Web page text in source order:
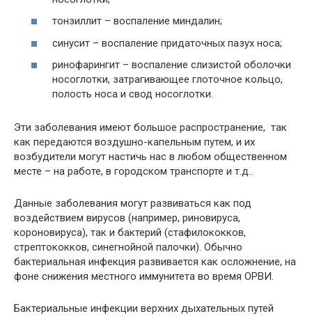
тонзиллит – воспаление миндалин;
синусит – воспаление придаточных пазух носа;
ринофарингит – воспаление слизистой оболочки
носоглотки, затрагивающее глоточное кольцо,
полость носа и свод носоглотки.
Эти заболевания имеют большое распространение, так
как передаются воздушно-капельным путем, и их
возбудители могут настичь нас в любом общественном
месте – на работе, в городском транспорте и т.д..
Данные заболевания могут развиваться как под
воздействием вирусов (например, риновируса,
короновируса), так и бактерий (стафилококков,
стрептококков, синегнойной палочки). Обычно
бактериальная инфекция развивается как осложнение, на
фоне снижения местного иммунитета во время ОРВИ.
Бактериальные инфекции верхних дыхательных путей